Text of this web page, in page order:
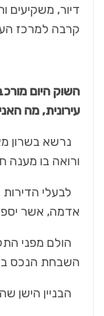
דיור, משקיעים
קרבה למרכז
השוק היום
עירונית, מה
נרשא בשרון
ורואה בו
לבעלי
אדמה, אשר
הולם מפני
השבחת הנכס
הבניין הישן